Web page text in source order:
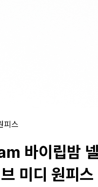
피스
바이립밤
미디 원피스